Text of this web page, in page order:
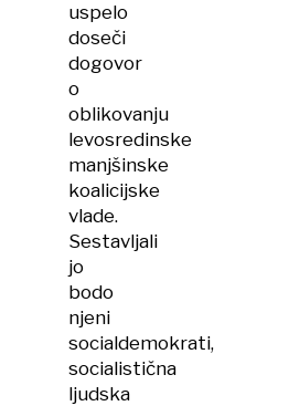
uspelo
doseči
dogovor
o
oblikovanju
levosredinske
manjšinske
koalicijske
vlade.
Sestavljali
jo
bodo
njeni
socialdemokrati,
socialistična
ljudska